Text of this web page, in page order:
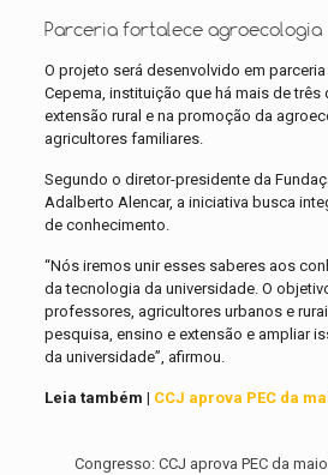
Parceria fortalece agroecologia
O projeto será desenvolvido em
Cepema, instituição que há mais de três
extensão rural e na promoção da
agricultores familiares.
Segundo o diretor-presidente da
Adalberto Alencar, a iniciativa busca
de conhecimento.
“Nós iremos unir esses saberes aos
da tecnologia da universidade. O
professores, agricultores urbanos e
pesquisa, ensino e extensão e ampliar
da universidade”, afirmou.
Leia também | CCJ aprova PEC da
Congresso: CCJ aprova PEC da